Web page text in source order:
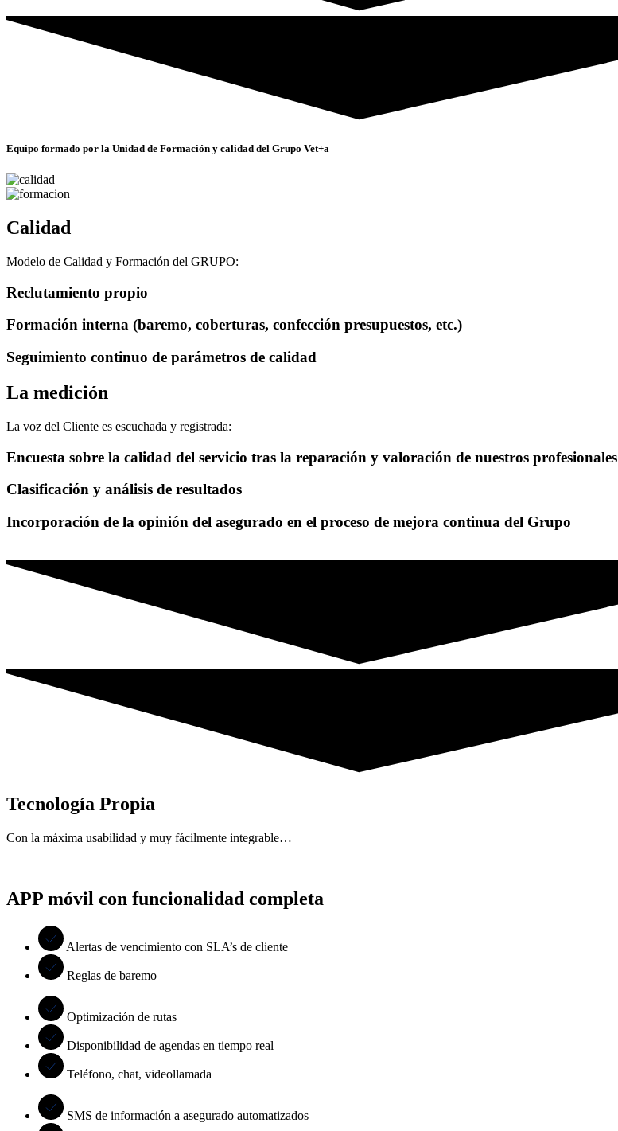
Equipo formado por la Unidad de Formación y calidad del Grupo Vet+a
Calidad
Modelo de Calidad y Formación del GRUPO:
Reclutamiento propio
Formación interna (baremo, coberturas, confección presupuestos, etc.)
Seguimiento continuo de parámetros de calidad
La medición
La voz del Cliente es escuchada y registrada:
Encuesta sobre la calidad del servicio tras la reparación y valoración de nuestros profesionales
Clasificación y análisis de resultados
Incorporación de la opinión del asegurado en el proceso de mejora continua del Grupo
Tecnología Propia
Con la máxima usabilidad y muy fácilmente integrable…
APP móvil con funcionalidad completa
Alertas de vencimiento con SLA’s de cliente
Reglas de baremo
Optimización de rutas
Disponibilidad de agendas en tiempo real
Teléfono, chat, videollamada
SMS de información a asegurado automatizados